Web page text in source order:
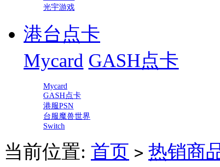
光宇游戏
港台点卡
Mycard GASH点卡
Mycard
GASH点卡
港服PSN
台服魔兽世界
Switch
当前位置: 首页 > 热销商